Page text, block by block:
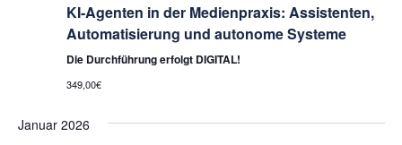
KI-Agenten in der Medienpraxis: Assistenten,
Automatisierung und autonome Systeme
Die Durchführung erfolgt DIGITAL!
349,00€
Januar 2026